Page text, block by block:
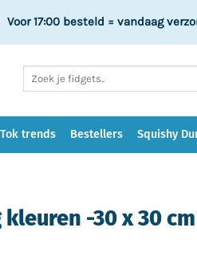
Voor 17:00 besteld = vandaag
trends Bestellers Squishy
-30 x 30 cm